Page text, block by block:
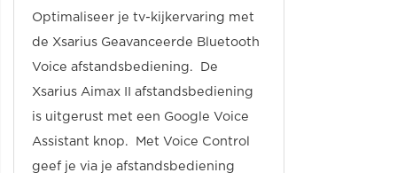
Optimaliseer je tv-kijkervaring met
de Xsarius Geavanceerde Bluetooth
Voice afstandsbediening. De
Xsarius Aimax II afstandsbediening
is uitgerust met een Google Voice
Assistant knop. Met Voice Control
geef je via je afstandsbediening